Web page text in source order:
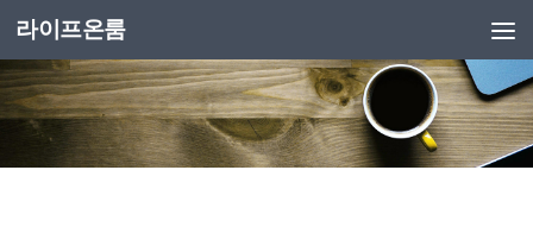
라이프온룸